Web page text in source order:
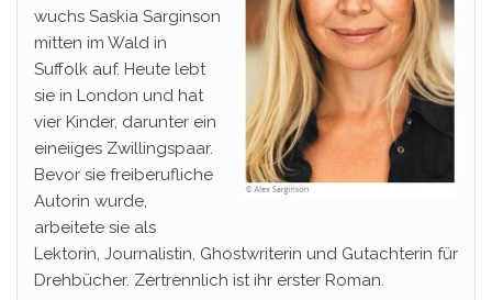
wuchs Saskia Sarginson
mitten im Wald in
Suffolk auf. Heute lebt
sie in London und hat
vier Kinder, darunter ein
eineiiges Zwillingspaar.
Bevor sie freiberufliche
Autorin wurde,
arbeitete sie als
Lektorin, Journalistin, Ghostwriterin und Gutachterin für
Drehbücher. Zertrennlich ist ihr erster Roman.